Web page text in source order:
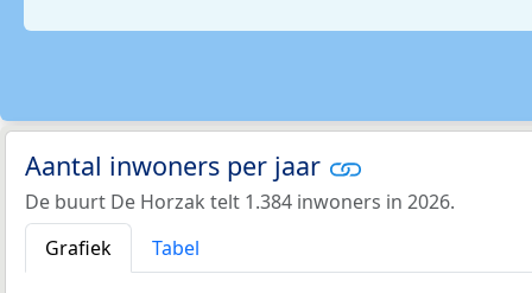
Aantal inwoners per jaar
De buurt De Horzak telt 1.384 inwoners in 2026.
Grafiek
Tabel